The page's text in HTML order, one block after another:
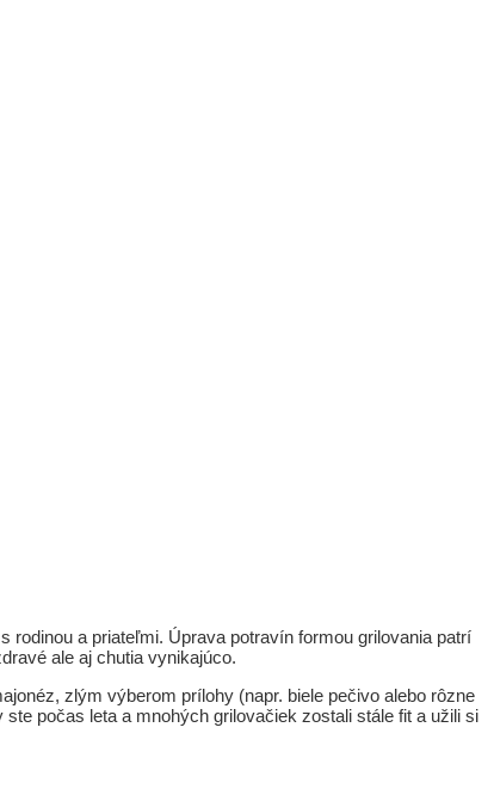
rodinou a priateľmi. Úprava potravín formou grilovania patrí
ale aj chutia vynikajúco.
zlým výberom prílohy (napr. biele pečivo alebo rôzne
počas leta a mnohých grilovačiek zostali stále fit a užili si